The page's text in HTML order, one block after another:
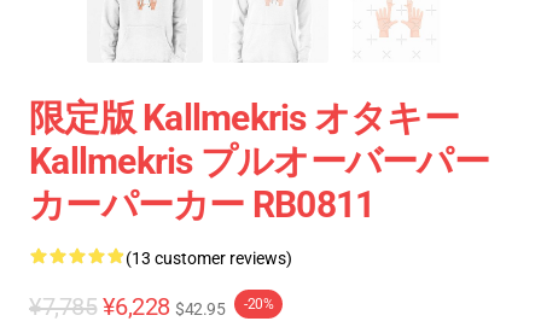
限定版 Kallmekris オタキー
Kallmekris プルオーバーパー
カーパーカー RB0811
(13 customer reviews)
¥7,785 ¥6,228 $42.95 -20%